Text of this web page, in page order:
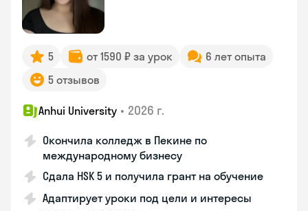
5 от 1590 ₽ за урок
6 лет опыта
5 отзывов
Anhui University • 2026 г.
Окончила колледж в Пекине по
международному бизнесу
Сдала HSK 5 и получила грант на обучение
Адаптирует уроки под цели и интересы